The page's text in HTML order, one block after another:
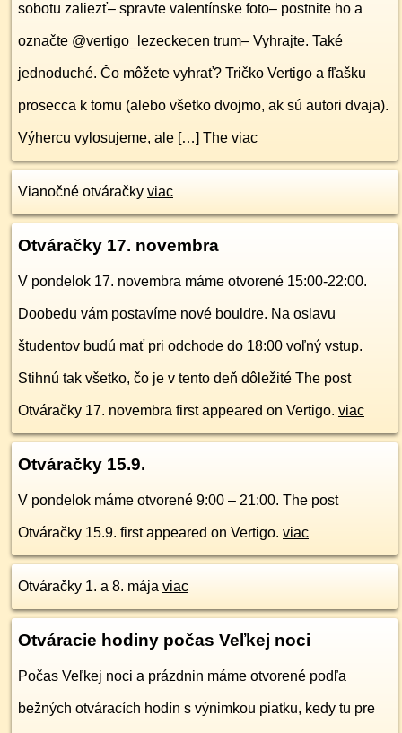
sobotu zaliezť– spravte valentínske foto– postnite ho a
označte @vertigo_lezeckecen trum– Vyhrajte. Také
jednoduché. Čo môžete vyhrať? Tričko Vertigo a fľašku
prosecca k tomu (alebo všetko dvojmo, ak sú autori dvaja).
Výhercu vylosujeme, ale […] The viac
Vianočné otváračky viac
Otváračky 17. novembra
V pondelok 17. novembra máme otvorené 15:00-22:00.
Doobedu vám postavíme nové bouldre. Na oslavu
študentov budú mať pri odchode do 18:00 voľný vstup.
Stihnú tak všetko, čo je v tento deň dôležité The post
Otváračky 17. novembra first appeared on Vertigo. viac
Otváračky 15.9.
V pondelok máme otvorené 9:00 – 21:00. The post
Otváračky 15.9. first appeared on Vertigo. viac
Otváračky 1. a 8. mája viac
Otváracie hodiny počas Veľkej noci
Počas Veľkej noci a prázdnin máme otvorené podľa
bežných otváracích hodín s výnimkou piatku, kedy tu pre